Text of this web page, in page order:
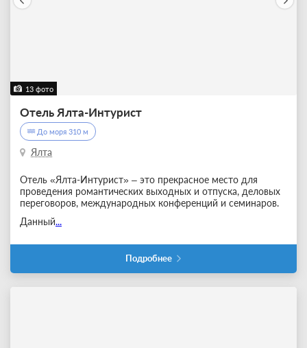
13 фото
Отель Ялта-Интурист
До моря 310 м
Ялта
Отель «Ялта-Интурист» – это прекрасное место для
проведения романтических выходных и отпуска, деловых
переговоров, международных конференций и семинаров.
Данный...
Подробнее